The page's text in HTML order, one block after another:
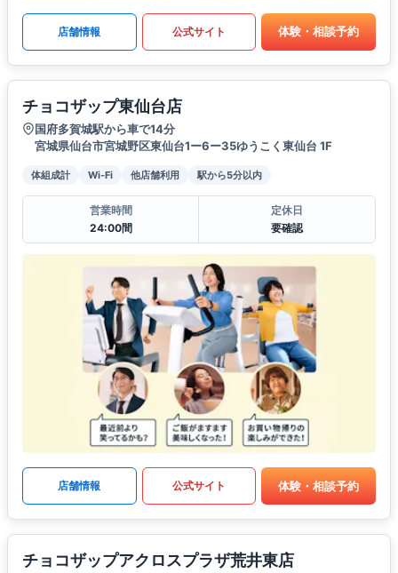
店舗情報 公式サイト 体験・相談予約
チョコザップ東仙台店
国府多賀城駅から車で14分
宮城県仙台市宮城野区東仙台1ー6ー35ゆうこく東仙台 1F
体組成計 Wi-Fi 他店舗利用 駅から5分以内
営業時間
24:00間
定休日
要確認
店舗情報 公式サイト 体験・相談予約
チョコザップアクロスプラザ荒井東店